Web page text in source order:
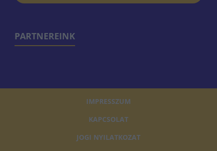
PARTNEREINK
IMPRESSZUM
KAPCSOLAT
JOGI NYILATKOZAT